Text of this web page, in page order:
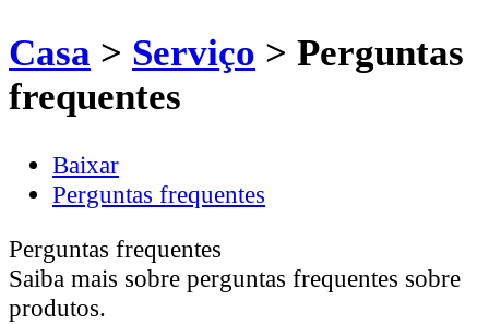
Casa > Serviço > Perguntas
frequentes
Baixar
Perguntas frequentes
Perguntas frequentes
Saiba mais sobre perguntas frequentes sobre
produtos.